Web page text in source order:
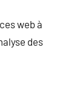
web à
des